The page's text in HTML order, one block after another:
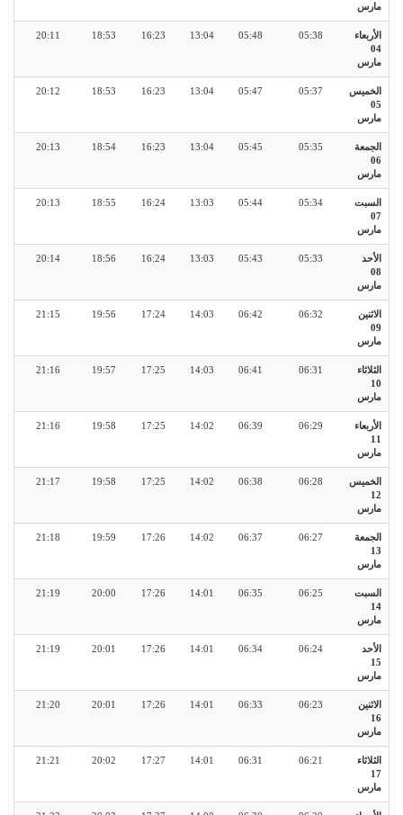
مارس
الأربعاء
04
مارس
05:38
05:48
13:04
16:23
18:53
20:11
الخميس
05
مارس
05:37
05:47
13:04
16:23
18:53
20:12
الجمعة
06
مارس
05:35
05:45
13:04
16:23
18:54
20:13
السبت
07
مارس
05:34
05:44
13:03
16:24
18:55
20:13
الأحد
08
مارس
05:33
05:43
13:03
16:24
18:56
20:14
الاثنين
09
مارس
06:32
06:42
14:03
17:24
19:56
21:15
الثلاثاء
10
مارس
06:31
06:41
14:03
17:25
19:57
21:16
الأربعاء
11
مارس
06:29
06:39
14:02
17:25
19:58
21:16
الخميس
12
مارس
06:28
06:38
14:02
17:25
19:58
21:17
الجمعة
13
مارس
06:27
06:37
14:02
17:26
19:59
21:18
السبت
14
مارس
06:25
06:35
14:01
17:26
20:00
21:19
الأحد
15
مارس
06:24
06:34
14:01
17:26
20:01
21:19
الاثنين
16
مارس
06:23
06:33
14:01
17:26
20:01
21:20
الثلاثاء
17
مارس
06:21
06:31
14:01
17:27
20:02
21:21